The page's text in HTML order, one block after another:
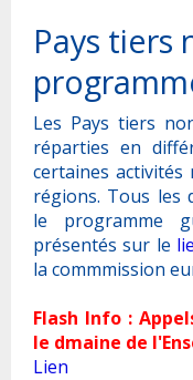
Pays tiers
Les Pays tiers
réparties en
certaines
régions. Tous les
le programme
présentés sur le
la commmission
Flash Info :
le dmaine de
Lien